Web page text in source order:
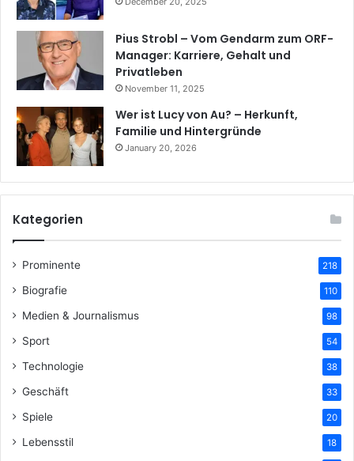
Pius Strobl – Vom Gendarm zum ORF-
Manager: Karriere, Gehalt und
Privatleben
November 11, 2025
Wer ist Lucy von Au? – Herkunft,
Familie und Hintergründe
January 20, 2026
Kategorien
Prominente 218
Biografie 110
Medien & Journalismus 98
Sport 54
Technologie 38
Geschäft 33
Spiele 20
Lebensstil 18